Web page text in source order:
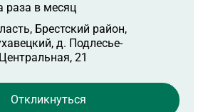
раза в месяц
Брестский район,
д. Подлесье-
21